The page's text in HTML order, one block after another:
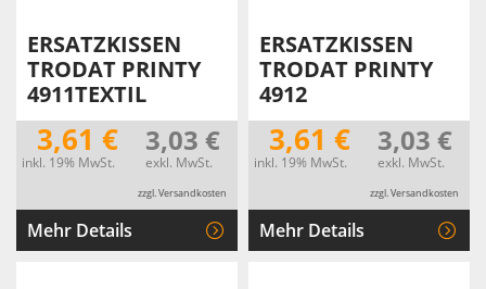
ERSATZKISSEN
TRODAT PRINTY
4911TEXTIL
3,61 €
inkl. 19% MwSt.
3,03 €
exkl. MwSt.
zzgl. Versandkosten
Mehr Details
ERSATZKISSEN
TRODAT PRINTY
4912
3,61 €
inkl. 19% MwSt.
3,03 €
exkl. MwSt.
zzgl. Versandkosten
Mehr Details